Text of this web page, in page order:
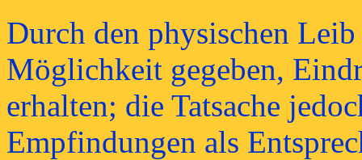
Durch den physischen
Möglichkeit gegeben,
erhalten; die Tatsache
Empfindungen als